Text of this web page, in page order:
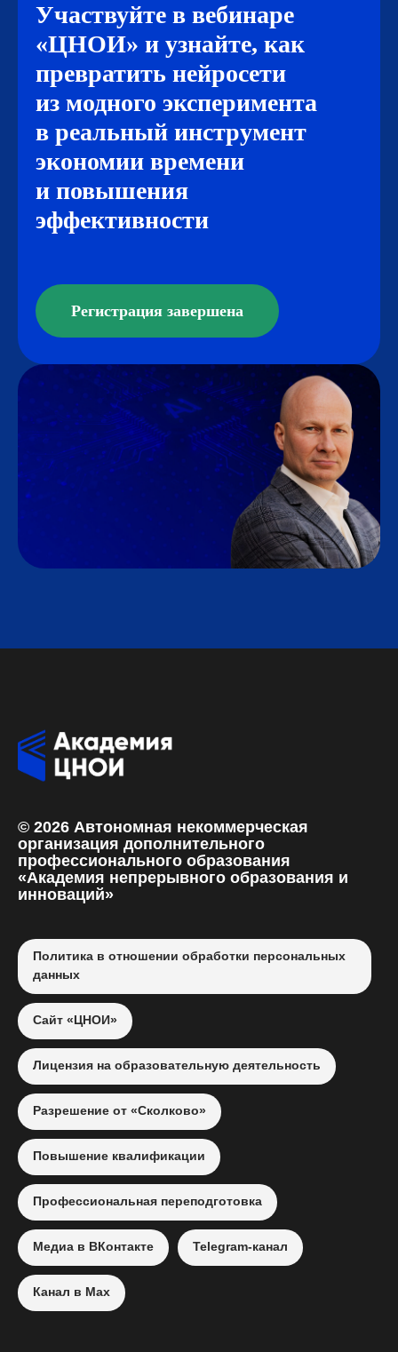
Участвуйте в вебинаре
«ЦНОИ» и узнайте, как
превратить нейросети
из модного эксперимента
в реальный инструмент
экономии времени
и повышения
эффективности
Регистрация завершена
© 2026 Автономная некоммерческая
организация дополнительного
профессионального образования
«Академия непрерывного образования и
инноваций»
Политика в отношении обработки персональных
данных
Сайт «ЦНОИ»
Лицензия на образовательную деятельность
Разрешение от «Сколково»
Повышение квалификации
Профессиональная переподготовка
Медиа в ВКонтакте Telegram-канал
Канал в Max